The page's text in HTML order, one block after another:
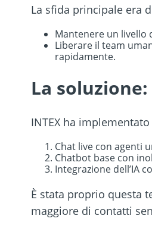
La sfida principale era
Mantenere un livello
Liberare il team
rapidamente.
La
INTEX ha
Chat live con agenti
Chatbot base con
Integrazione dell’IA
È stata proprio questa
maggiore di contatti